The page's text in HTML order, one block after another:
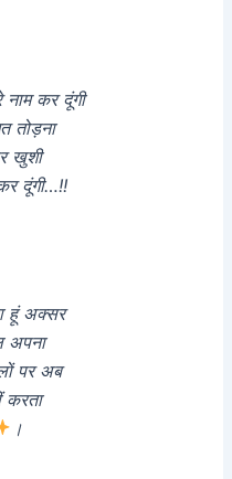
नाम कर दूंगी
तोड़ना
खुशी
दूंगी…!!
हूं अक्सर
अपना
पर अब
करता
।